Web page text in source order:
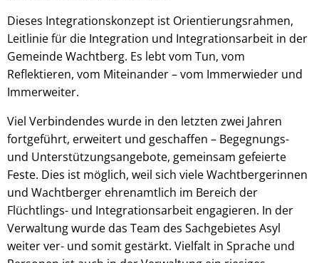
Dieses Integrationskonzept ist Orientierungsrahmen,
Leitlinie für die Integration und Integrationsarbeit in der
Gemeinde Wachtberg. Es lebt vom Tun, vom
Reflektieren, vom Miteinander – vom Immerwieder und
Immerweiter.
Viel Verbindendes wurde in den letzten zwei Jahren
fortgeführt, erweitert und geschaffen – Begegnungs-
und Unterstützungsangebote, gemeinsam gefeierte
Feste. Dies ist möglich, weil sich viele Wachtbergerinnen
und Wachtberger ehrenamtlich im Bereich der
Flüchtlings- und Integrationsarbeit engagieren. In der
Verwaltung wurde das Team des Sachgebietes Asyl
weiter ver- und somit gestärkt. Vielfalt in Sprache und